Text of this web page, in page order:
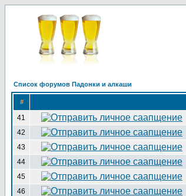
Список форумов Падонки и алкаши
#
41
42
43
44
45
46